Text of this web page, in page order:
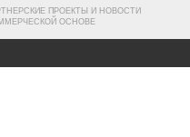
ПРОЕКТЫ И НОВОСТИ
ОСНОВЕ